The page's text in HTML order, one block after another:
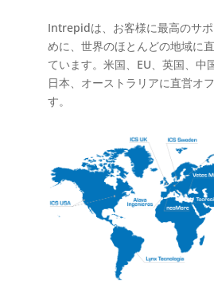
Intrepidは、お客様に最高のサ
めに、世界のほとんどの地域に
ています。米国、EU、英国、中
日本、オーストラリアに直営オ
す。